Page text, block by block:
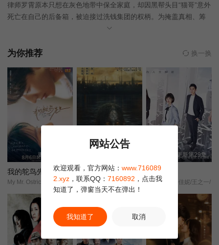
第10集 第11集 第13集
第20集 第22集
第23集 第24集 第12集
律师罗霄原本只想在灰色地带中保全家庭，却因黑帮头目“猫哥”意外
死亡在自己的后备箱，被迫接过洗钱集团的权柄。为掩盖真相、筹
措女儿巨额医疗费，他以猫哥之名操控全局，周旋于黑帮、警方与
案时，逐渐发现连襟罗霄与黑道、命案、异常资金流动之间的隐秘
网络浮出水面。
为你推荐 换一换
更新第08集
我的鸵鸟先生
My Mr. Ostrich/
人鱼
樊少皇/再米热/骆达华/李若希/田浩宁/唐鑫/
更新第29集
第五立面
奚望/张陆/鲁佳妮/王之一/
网站公告
欢迎观看，官方网站： www.716089
2.xyz ，联系QQ： 7160892 ，点击我
知道了，弹窗当天不在弹出！
我知道了 取消